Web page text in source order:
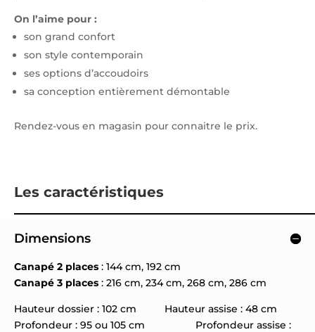
On l’aime pour :
son grand confort
son style contemporain
ses options d’accoudoirs
sa conception entièrement démontable
Rendez-vous en magasin pour connaitre le prix.
Les caractéristiques
Dimensions
Canapé 2 places : 144 cm, 192 cm
Canapé 3 places : 216 cm, 234 cm, 268 cm, 286 cm
Hauteur dossier : 102 cm Hauteur assise : 48 cm
Profondeur : 95 ou 105 cm Profondeur assise :